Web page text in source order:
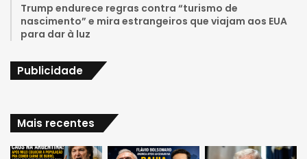
Trump endurece regras contra “turismo de
nascimento” e mira estrangeiros que viajam aos EUA
para dar à luz
Publicidade
Mais recentes